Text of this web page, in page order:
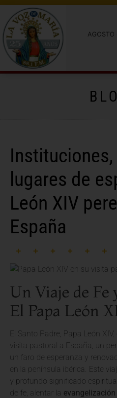
lugares de
León XIV
España
Un Viaje de Fe
El Papa León
El Santo Padre, Papa León
visita pastoral a España, un
un faro de esperanza y
en la península ibérica. Este
y profundo significado
de fe, alentar la evangelización